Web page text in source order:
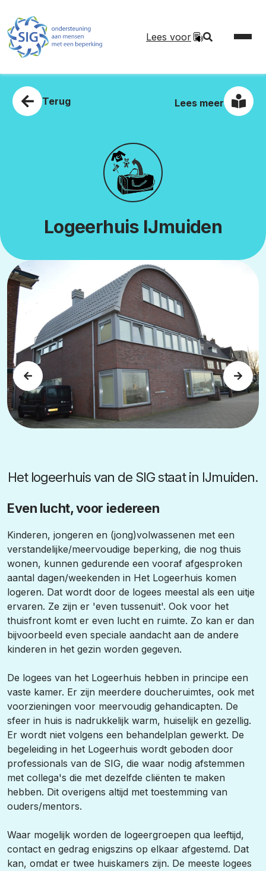
Lees voor
Terug
Logeerhuis IJmuiden
Lees meer
Het logeerhuis van de SIG staat in IJmuiden.
Even lucht, voor iedereen
Kinderen, jongeren en (jong)volwassenen met een
verstandelijke/meervoudige beperking, die nog thuis
wonen, kunnen gedurende een vooraf afgesproken
aantal dagen/weekenden in Het Logeerhuis komen
logeren. Dat wordt door de logees meestal als een uitje
ervaren. Ze zijn er 'even tussenuit'. Ook voor het
thuisfront komt er even lucht en ruimte. Zo kan er dan
bijvoorbeeld even speciale aandacht aan de andere
kinderen in het gezin worden gegeven.
De logees van het Logeerhuis hebben in principe een
vaste kamer. Er zijn meerdere doucheruimtes, ook met
voorzieningen voor meervoudig gehandicapten. De
sfeer in huis is nadrukkelijk warm, huiselijk en gezellig.
Er wordt niet volgens een behandelplan gewerkt. De
begeleiding in het Logeerhuis wordt geboden door
professionals van de SIG, die waar nodig afstemmen
met collega's die met dezelfde cliënten te maken
hebben. Dit overigens altijd met toestemming van
ouders/mentors.
Waar mogelijk worden de logeergroepen qua leeftijd,
contact en gedrag enigszins op elkaar afgestemd. Dat
kan, omdat er twee huiskamers zijn. De meeste logees